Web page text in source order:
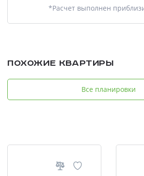
*Расчет выполнен
Похожие квартиры
Все планировки